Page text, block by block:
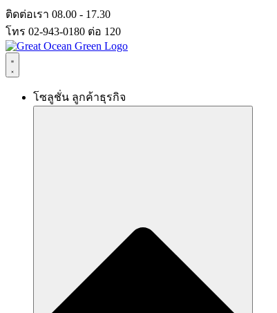
Skip
to
content
ติดต่อเรา 08.00 - 17.30
โทร 02-943-0180 ต่อ 120
โซลูชั่น ลูกค้าธุรกิจ